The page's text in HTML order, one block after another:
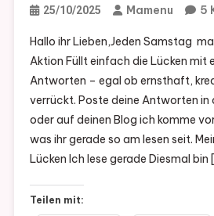
25/10/2025 Mamenu 5
Hallo ihr Lieben,Jeden Samstag
Aktion Füllt einfach die Lücken mit
Antworten – egal ob ernsthaft,
verrückt. Poste deine Antworten in
oder auf deinen Blog ich komme
was ihr gerade so am lesen seit.
Lücken Ich lese gerade Diesmal bin
Teilen mit: